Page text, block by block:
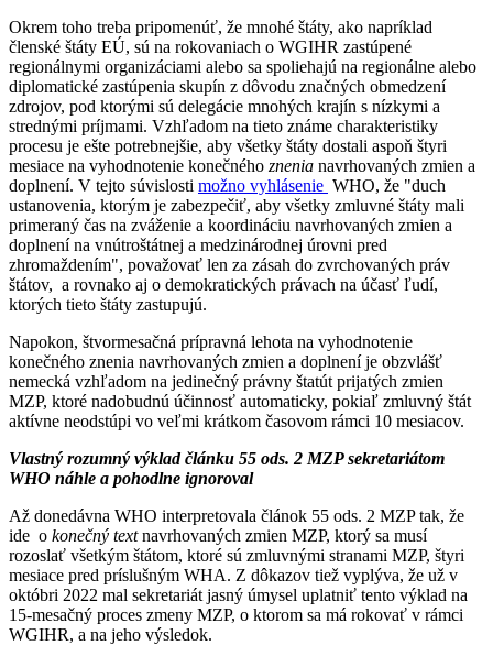
Okrem toho treba pripomenúť, že mnohé štáty, ako napríklad
členské štáty EÚ, sú na rokovaniach o WGIHR zastúpené
regionálnymi organizáciami alebo sa spoliehajú na regionálne alebo
diplomatické zastúpenia skupín z dôvodu značných obmedzení
zdrojov, pod ktorými sú delegácie mnohých krajín s nízkymi a
strednými príjmami. Vzhľadom na tieto známe charakteristiky
procesu je ešte potrebnejšie, aby všetky štáty dostali aspoň štyri
mesiace na vyhodnotenie konečného znenia navrhovaných zmien a
doplnení. V tejto súvislosti možno vyhlásenie WHO, že "duch
ustanovenia, ktorým je zabezpečiť, aby všetky zmluvné štáty mali
primeraný čas na zváženie a koordináciu navrhovaných zmien a
doplnení na vnútroštátnej a medzinárodnej úrovni pred
zhromaždením", považovať len za zásah do zvrchovaných práv
štátov, a rovnako aj o demokratických právach na účasť ľudí,
ktorých tieto štáty zastupujú.
Napokon, štvormesačná prípravná lehota na vyhodnotenie
konečného znenia navrhovaných zmien a doplnení je obzvlášť
nemecká vzhľadom na jedinečný právny štatút prijatých zmien
MZP, ktoré nadobudnú účinnosť automaticky, pokiaľ zmluvný štát
aktívne neodstúpi vo veľmi krátkom časovom rámci 10 mesiacov.
Vlastný rozumný výklad článku 55 ods. 2 MZP sekretariátom
WHO náhle a pohodlne ignoroval
Až donedávna WHO interpretovala článok 55 ods. 2 MZP tak, že
ide o konečný textnavrhovaných zmien MZP, ktorý sa musí
rozoslať všetkým štátom, ktoré sú zmluvnými stranami MZP, štyri
mesiace pred príslušným WHA. Z dôkazov tiež vyplýva, že už v
októbri 2022 mal sekretariát jasný úmysel uplatniť tento výklad na
15-mesačný proces zmeny MZP, o ktorom sa má rokovať v rámci
WGIHR, a na jeho výsledok.